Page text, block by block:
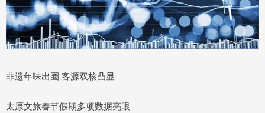
非遗年味出圈 客源双核凸显
太原文旅春节假期多项数据亮眼